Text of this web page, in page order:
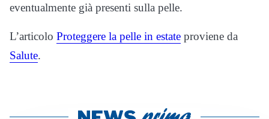
eventualmente già presenti sulla pelle.
L’articolo Proteggere la pelle in estate proviene da
Salute.